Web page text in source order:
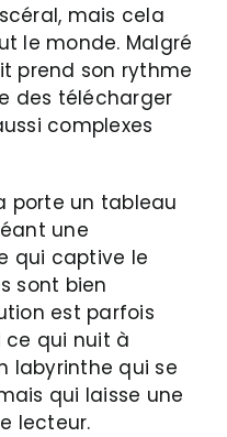
mais cela
le monde. Malgré
prend son rythme
des télécharger
complexes
porte un tableau
une
qui captive le
sont bien
est parfois
qui nuit à
labyrinthe qui se
qui laisse une
lecteur.